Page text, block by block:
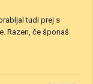
tudi prej s
Razen, če šponaš